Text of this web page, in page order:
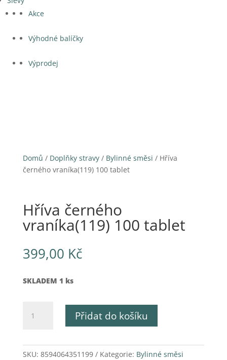
Akce
Výhodné balíčky
Výprodej
Domů / Doplňky stravy/ Bylinné směsi / Hříva
černého vraníka(119) 100 tablet
Hříva černého
vraníka(119) 100 tablet
399,00 Kč
SKLADEM 1 ks
černého
tablet
Přidat do košíku
SKU: 8594064351199 Kategorie: Bylinné směsi